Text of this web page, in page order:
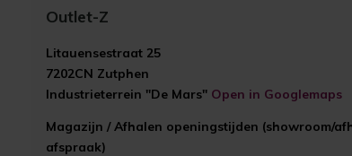
Outlet-Z
Litauensestraat 25
7202CN Zutphen
Industrieterrein "De Mars" Open in Googlemaps
Magazijn / Afhalen openingstijden (showroom/
afspraak)